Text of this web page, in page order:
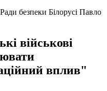
безпеки Білорусі Павло
військові
вплив"